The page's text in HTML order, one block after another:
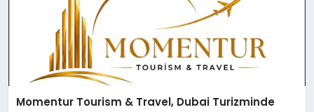
Momentur Tourism & Travel, Dubai Turizminde